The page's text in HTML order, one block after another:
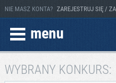
NIE MASZ KONTA? ZAREJESTRUJ SIĘ /
menu
WYBRANY KONKURS: